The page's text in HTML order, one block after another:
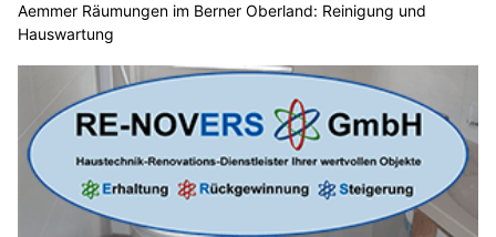
Aemmer Räumungen im Berner Oberland: Reinigung und
Hauswartung